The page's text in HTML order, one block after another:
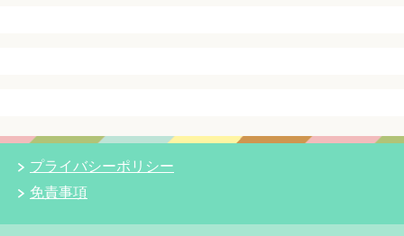
プライバシーポリシー
免責事項